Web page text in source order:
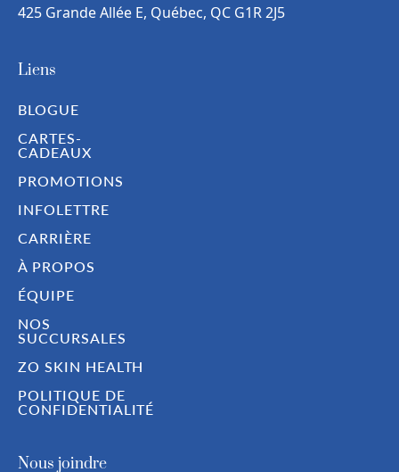
425 Grande Allée E, Québec, QC G1R 2J5
Liens
BLOGUE
CARTES-
CADEAUX
PROMOTIONS
INFOLETTRE
CARRIÈRE
À PROPOS
ÉQUIPE
NOS
SUCCURSALES
ZO SKIN HEALTH
POLITIQUE DE
CONFIDENTIALITÉ
Nous joindre